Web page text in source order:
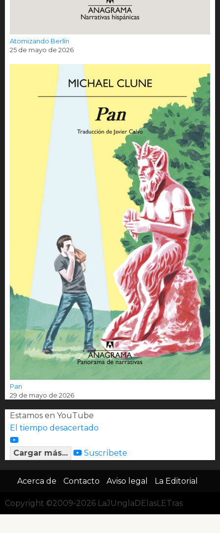
Atomizando Berlín
25 de mayo de 2026
Pan
29 de mayo de 2026
Estamos en YouTube
El tiempo desacertado
Cargar más... Suscríbete
Acerca de Contacto Aviso legal La Editorial
Copyright ©2009-2026 LaJUnglaDElasLETras